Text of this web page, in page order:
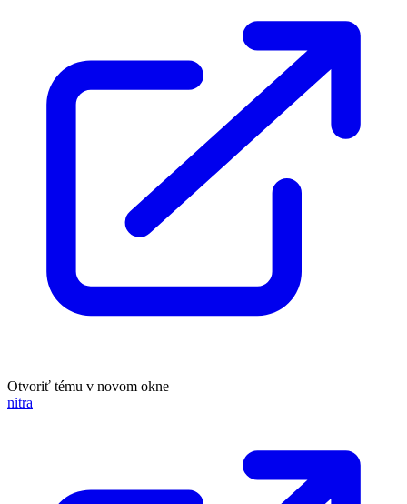
Otvoriť tému v novom okne
nitra